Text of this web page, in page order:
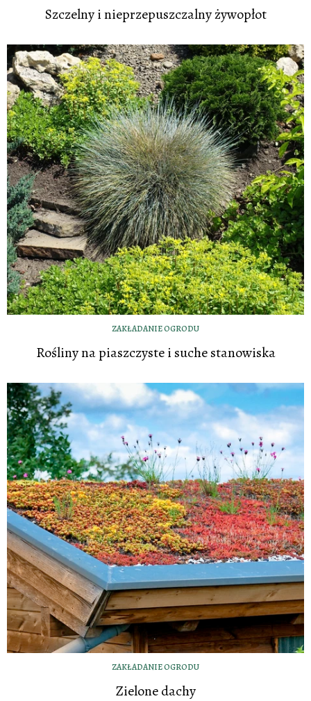
Szczelny i nieprzepuszczalny żywopłot
ZAKŁADANIE OGRODU
Rośliny na piaszczyste i suche stanowiska
ZAKŁADANIE OGRODU
Zielone dachy